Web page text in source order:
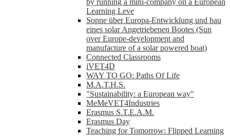
by running a mini-company on a European
Learning Leve
Sonne über Europa-Entwicklung und bau
eines solar Angetriebenen Bootes (Sun
over Europe-development and
manufacture of a solar powered boat)
Connected Classrooms
iVET4D
WAY TO GO: Paths Of Life
M.A.T.H.S.
"Sustainability: a European way"
MeMeVET4Industries
Erasmus S.T.E.A.M.
Erasmus Day
Teaching for Tomorrow: Flipped Learning